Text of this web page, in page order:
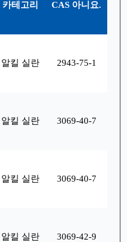
카테고리 CAS 아니요.
알킬 실란 2943-75-1
알킬 실란 3069-40-7
알킬 실란 3069-40-7
알킬 실란 3069-42-9